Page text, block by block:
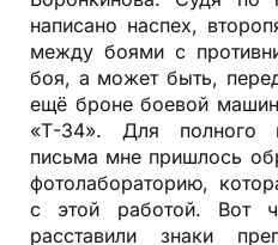
написано наспех,
между боями с
боя, а может быть,
ещё броне боевой
«Т-34». Для полного
письма мне пришлось
фотолабораторию,
с этой работой. Вот
расставили знаки